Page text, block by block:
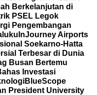
Berkelanjutan di
PSEL Legok
Pengembangan
InJourney Airports
Soekarno-Hatta
Terbesar di Dunia
Busan Bertemu
Investasi
BlueScope
President University